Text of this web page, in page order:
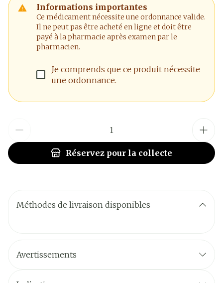
Informations importantes
Ce médicament nécessite une ordonnance valide.
Il ne peut pas être acheté en ligne et doit être
payé à la pharmacie après examen par le
pharmacien.
Je comprends que ce produit nécessite
une ordonnance.
Réservez pour la collecte
Méthodes de livraison disponibles
Avertissements